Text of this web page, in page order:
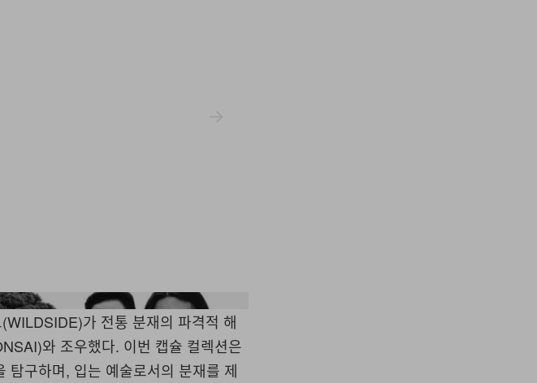
Wildside Yohji Yamamoto/Tradman's Bonsai
가 전통 분재의 파격적 해
와 조우했다. 이번 캡슐 컬렉션은
탐구하며, 입는 예술로서의 분재를 제